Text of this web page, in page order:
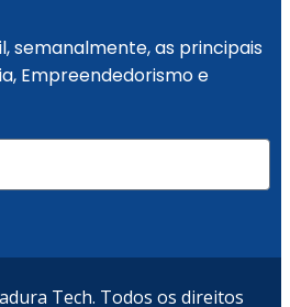
semanalmente, as principais
Empreendedorismo e
Tech. Todos os direitos